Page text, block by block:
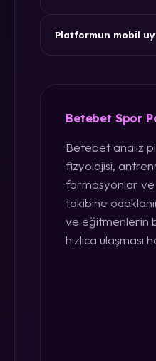
Platformun mobil
Betebet Spor
Betebet analiz
fizyolojisi,
formasyonlar
takibine
ve eğitmenlerin
hızlıca ulaşması